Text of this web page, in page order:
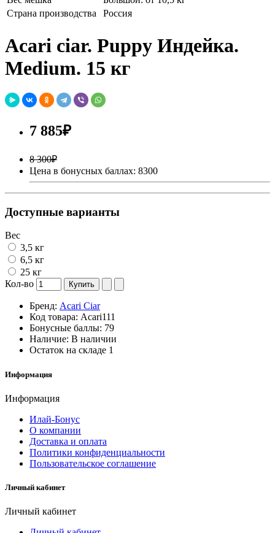
Страна производства
Россия
Acari ciar. Puppy Индейка.
Medium. 15 кг
7 885₽
8 300₽
Цена в бонусных баллах: 8300
Доступные варианты
Вес
3,5 кг
6,5 кг
25 кг
Кол-во
Купить
Бренд: Acari Ciar
Код товара: Acari111
Бонусные баллы: 79
Наличие: В наличии
Остаток на складе 1
Информация
Информация
Илай-Бонус
О компании
Доставка и оплата
Политики конфиденциальности
Пользовательское соглашение
Личный кабинет
Личный кабинет